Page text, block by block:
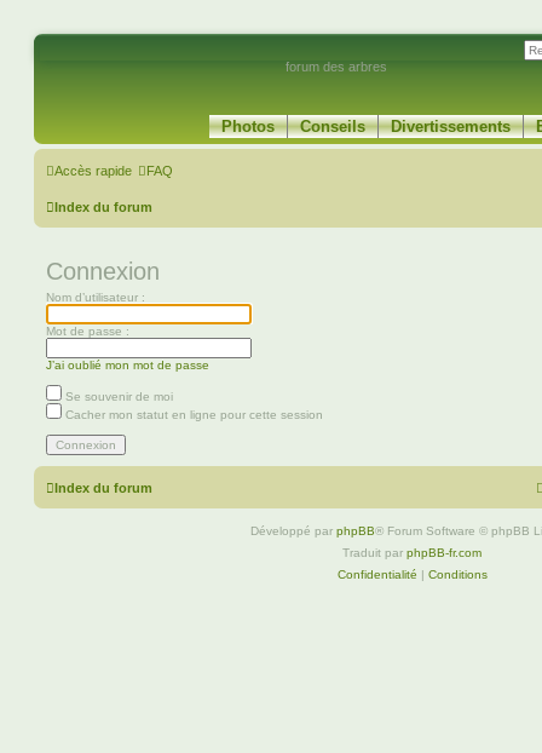
forum des arbres
Photos Conseils Divertissements
Accès rapide FAQ
Index du forum
Connexion
Nom d’utilisateur :
Mot de passe :
J’ai oublié mon mot de passe
Se souvenir de moi
Cacher mon statut en ligne pour cette session
Index du forum
Développé par phpBB® Forum Software © phpBB
Traduit par phpBB-fr.com
Confidentialité | Conditions